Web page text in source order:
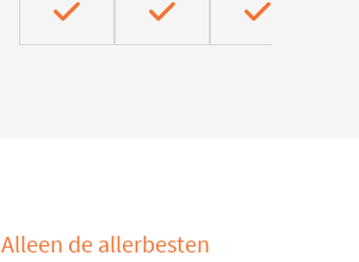
Alleen de allerbesten